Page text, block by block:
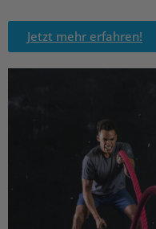
Jetzt mehr erfahren!